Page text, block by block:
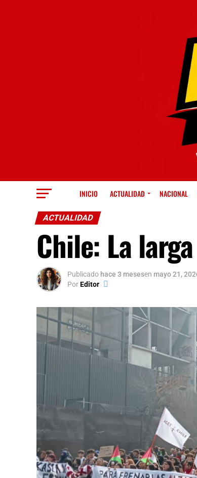
INICIO ACTUALIDAD NACIONAL
ACTUALIDAD
Chile: La
Publicado hace 3 mesesen mayo 21,
PorEditor